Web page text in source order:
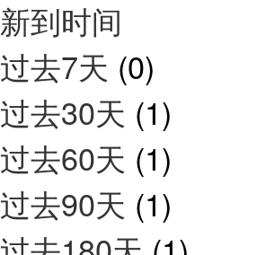
新到时间
过去7天 (0)
过去30天 (1)
过去60天 (1)
过去90天 (1)